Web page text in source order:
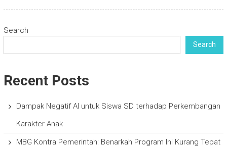
Search
Search
Recent Posts
Dampak Negatif AI untuk Siswa SD terhadap Perkembangan
Karakter Anak
MBG Kontra Pemerintah: Benarkah Program Ini Kurang Tepat